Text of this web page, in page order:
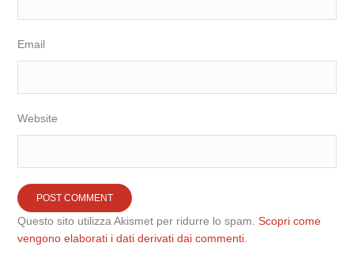
Email
Website
Questo sito utilizza Akismet per ridurre lo spam.Scopri come
vengono elaborati i dati derivati dai commenti